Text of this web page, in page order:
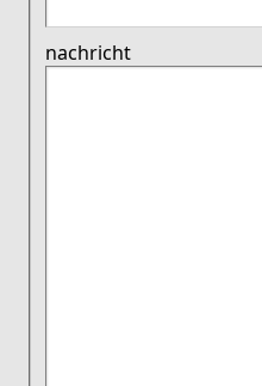
nachricht